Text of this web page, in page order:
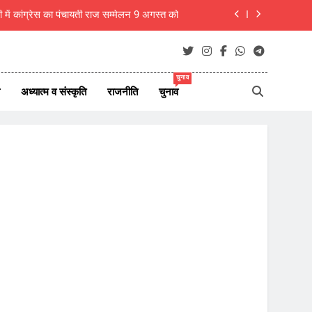
में कांग्रेस का पंचायती राज सम्मेलन 9 अगस्त को
अगस्त 2026 के देश दुनिया के ताजा 45 समाचार
अध्यात्म व संस्कृति राजनीति चुनाव
चुनाव